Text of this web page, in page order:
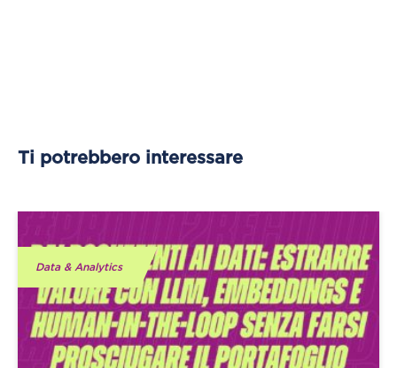
Ti potrebbero interessare
Data & Analytics